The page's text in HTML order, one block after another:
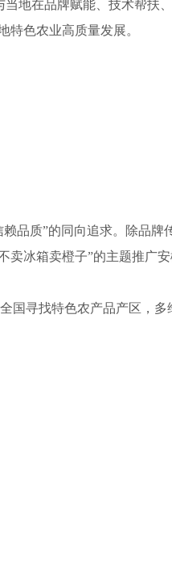
地在品牌赋能、技术帮扶
色农业高质量发展。
品质”的同向追求。除品牌
卖冰箱卖橙子”的主题推广
国寻找特色农产品产区，多